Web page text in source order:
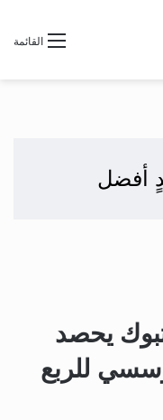
القائمة
أفضل
يحصد
للربع